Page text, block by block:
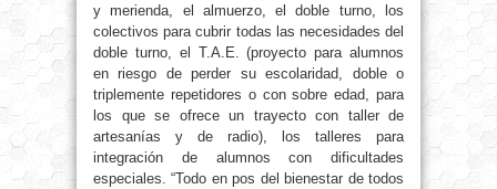
y merienda, el almuerzo, el doble turno, los
colectivos para cubrir todas las necesidades del
doble turno, el T.A.E. (proyecto para alumnos
en riesgo de perder su escolaridad, doble o
triplemente repetidores o con sobre edad, para
los que se ofrece un trayecto con taller de
artesanías y de radio), los talleres para
integración de alumnos con dificultades
especiales.“Todo en pos del bienestar de todos